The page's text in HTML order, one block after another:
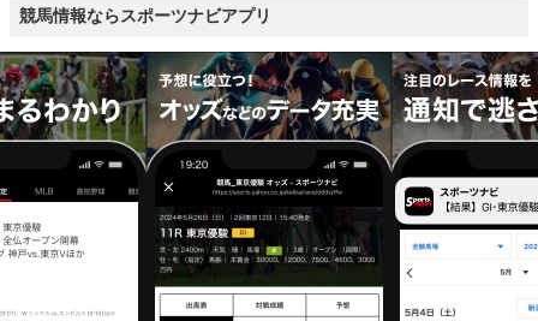
競馬情報ならスポーツナビアプリ